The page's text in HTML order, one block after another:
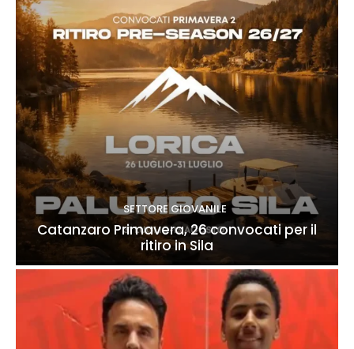
SETTORE GIOVANILE
Catanzaro Primavera, 26 convocati per il
ritiro in Sila